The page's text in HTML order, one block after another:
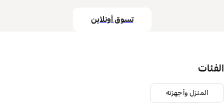
تسوق أونلاين
الفئات
المنزل وأجهزته